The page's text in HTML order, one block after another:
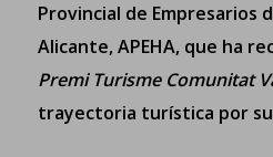
Provincial de Empresarios
Alicante, APEHA, que ha
Premi Turisme Comunitat
trayectoria turística por